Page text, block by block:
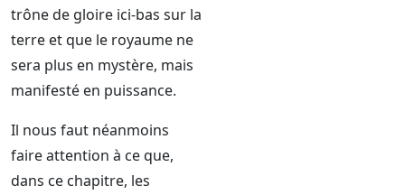
trône de gloire ici-bas sur la
terre et que le royaume ne
sera plus en mystère, mais
manifesté en puissance.
Il nous faut néanmoins
faire attention à ce que,
dans ce chapitre, les